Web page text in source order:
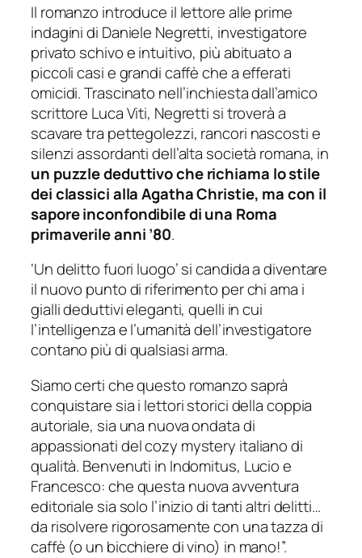
Il romanzo introduce il lettore alle prime
indagini di Daniele Negretti, investigatore
privato schivo e intuitivo, più abituato a
piccoli casi e grandi caffè che a efferati
omicidi. Trascinato nell’inchiesta dall’amico
scrittore Luca Viti, Negretti si troverà a
scavare tra pettegolezzi, rancori nascosti e
silenzi assordanti dell’alta società romana, in
un puzzle deduttivo che richiama lo stile
dei classici alla Agatha Christie, ma con il
sapore inconfondibile di una Roma
primaverile anni ’80.
‘Un delitto fuori luogo’ si candida a diventare
il nuovo punto di riferimento per chi ama i
gialli deduttivi eleganti, quelli in cui
l’intelligenza e l’umanità dell’investigatore
contano più di qualsiasi arma.
Siamo certi che questo romanzo saprà
conquistare sia i lettori storici della coppia
autoriale, sia una nuova ondata di
appassionati del cozy mystery italiano di
qualità. Benvenuti in Indomitus, Lucio e
Francesco: che questa nuova avventura
editoriale sia solo l’inizio di tanti altri delitti…
da risolvere rigorosamente con una tazza di
caffè (o un bicchiere di vino) in mano!”.